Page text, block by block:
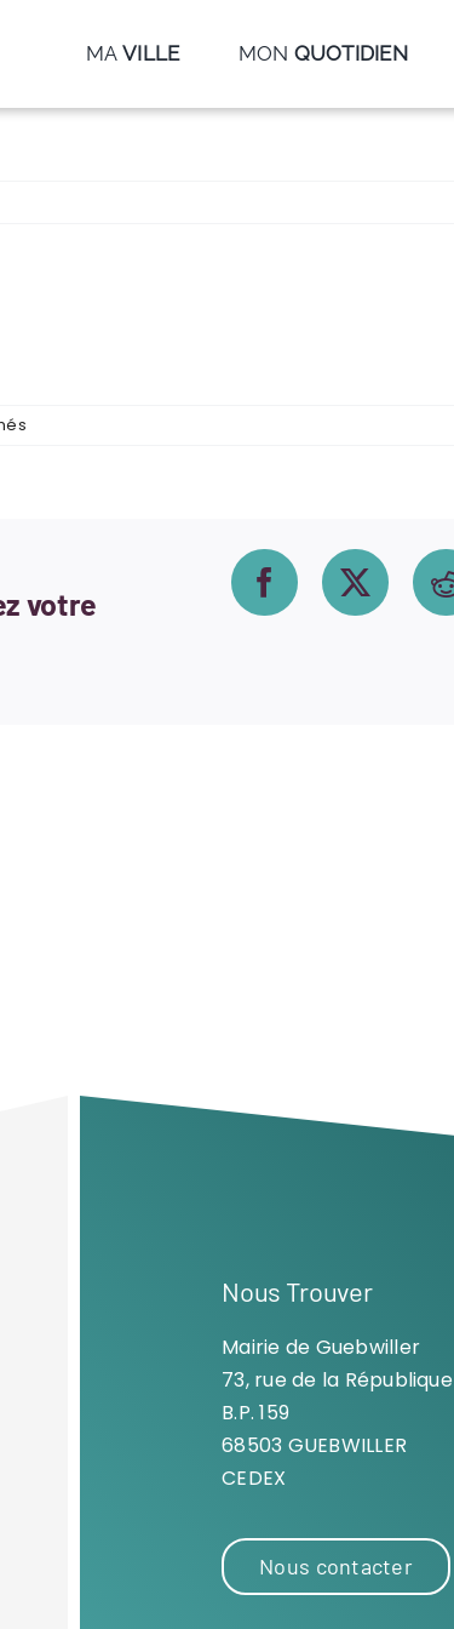
MA VILLE MON QUOTIDIEN
sur
votre
FacebookX
Nous Trouver
Mairie de Guebwiller
73, rue de la République
B.P. 159
68503 GUEBWILLER
CEDEX
Nous contacter